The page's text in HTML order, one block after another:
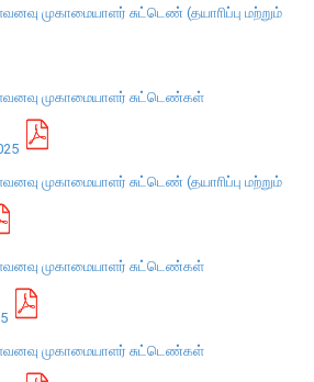
முகாமையாளர் சுட்டெண் (தயாாிப்பு மற்றும்
முகாமையாளர் சுட்டெண்கள்
முகாமையாளர் சுட்டெண் (தயாாிப்பு மற்றும்
முகாமையாளர் சுட்டெண்கள்
முகாமையாளர் சுட்டெண்கள்